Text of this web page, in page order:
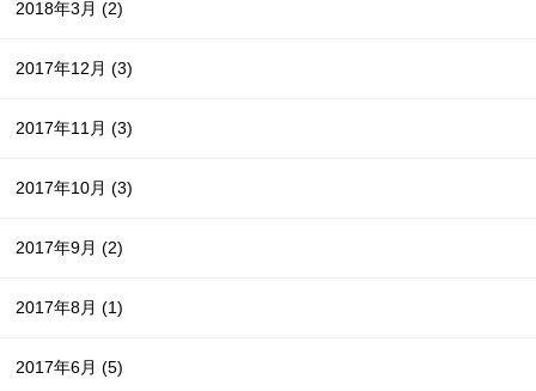
2018年3月(2)
2017年12月(3)
2017年11月(3)
2017年10月(3)
2017年9月(2)
2017年8月(1)
2017年6月(5)